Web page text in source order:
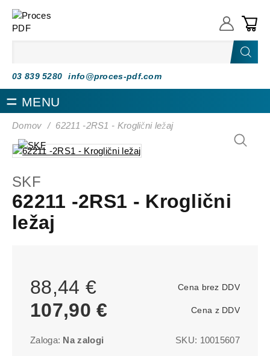
03 839 5280 info@proces-pdf.com
MENU
Domov / 62211 -2RS1 - Kroglični ležaj
SKF
62211 -2RS1 - Kroglični
ležaj
Cena brez DDV
88,44 €
Cena z DDV
107,90 €
SKU: 10015607
Zaloga: Na zalogi